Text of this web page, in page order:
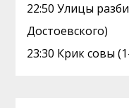
22:50 Улицы
Достоевского)
23:30 Крик совы